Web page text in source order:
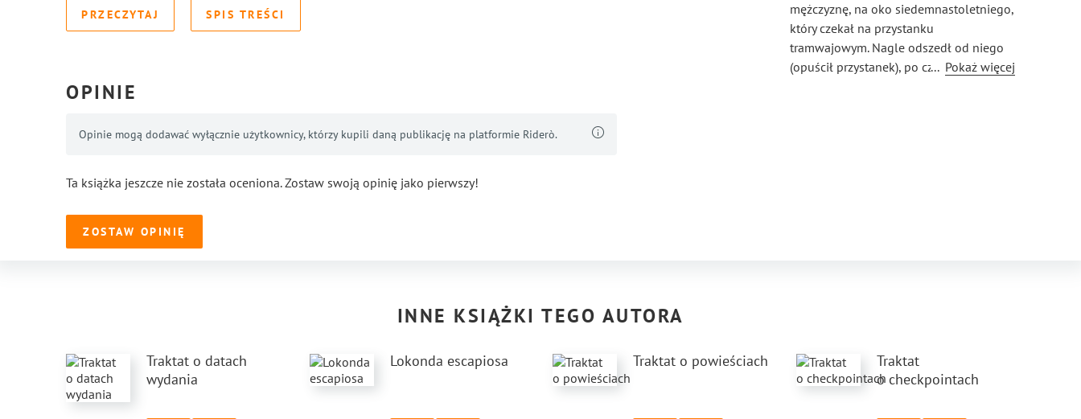
PRZECZYTAJ SPIS TREŚCI
OPINIE
Opinie mogą dodawać wyłącznie użytkownicy, którzy kupili daną publikację na platformie Riderò.
Ta książka jeszcze nie została oceniona. Zostaw swoją opinię jako pierwszy!
ZOSTAW OPINIĘ
mężczyznę, na oko siedemnastoletniego,
który czekał na przystanku
tramwajowym. Nagle odszedł od niego
(opuścił przystanek), po czym podszedł
... Pokaż więcej
INNE KSIĄŻKI TEGO AUTORA
Traktat o datach
wydania
Lokonda escapiosa Traktat o powieściach
Traktat
o checkpointach